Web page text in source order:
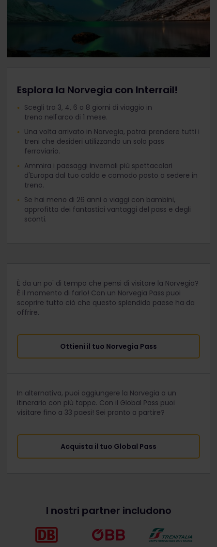
Esplora la Norvegia con Interrail!
Scegli tra 3, 4, 6 o 8 giorni di viaggio in
treno nell'arco di 1 mese.
Una volta arrivato in Norvegia, potrai prendere tutti i
treni che desideri utilizzando un solo pass
ferroviario.
Ammira i paesaggi invernali più spettacolari
d'Europa dal tuo caldo e comodo posto a sedere in
treno.
Se hai meno di 26 anni o viaggi con bambini,
approfitta dei fantastici vantaggi del pass e degli
sconti.
È da un po' di tempo che pensi di visitare la Norvegia?
È il momento di farlo! Con un Norvegia Pass puoi
scoprire tutto ciò che questo splendido paese ha da
offrire.
Ottieni il tuo Norvegia Pass
In alternativa, puoi aggiungere la Norvegia a un
itinerario con più tappe. Con il Global Pass puoi
visitare fino a 33 paesi! Sei pronto a partire?
Acquista il tuo Global Pass
I nostri partner includono